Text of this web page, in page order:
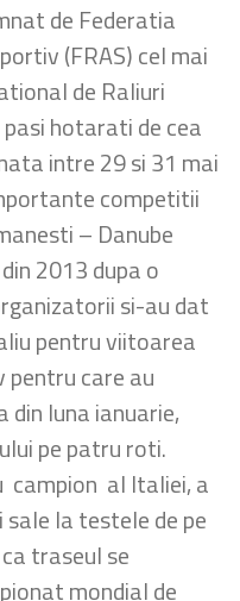
de Federatia
(FRAS) cel mai
de Raliuri
hotarati de cea
intre 29 si 31 mai
competitii
– Danube
2013 dupa o
si-au dat
pentru viitoarea
pentru care au
luna ianuarie,
pe patru roti.
campion al Italiei, a
la testele de pe
traseul se
mondial de